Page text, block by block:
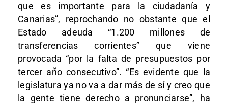
que es importante para la ciudadanía y
Canarias”, reprochando no obstante que el
Estado adeuda “1.200 millones de
transferencias corrientes” que viene
provocada “por la falta de presupuestos por
tercer año consecutivo”. “Es evidente que la
legislatura ya no va a dar más de sí y creo que
la gente tiene derecho a pronunciarse”, ha